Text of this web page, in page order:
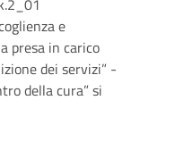
e
presa in carico
dei servizi” -
della cura” si